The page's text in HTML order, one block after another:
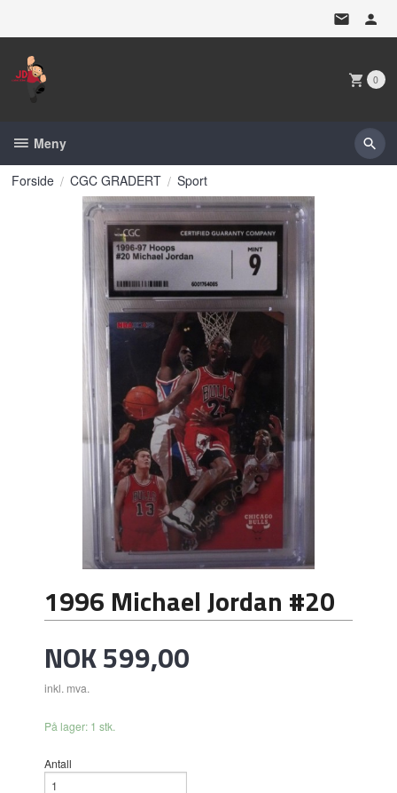
0
Meny
Forside CGC GRADERT Sport
1996 Michael Jordan #20
Pris
NOK599,00
inkl. mva.
På lager: 1 stk.
Antall